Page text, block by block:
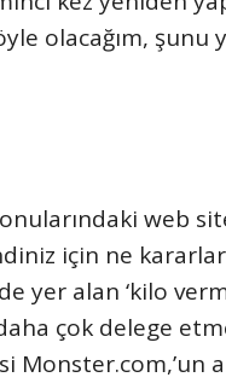
olacağım, şunu
web
için ne kararlar
alan ‘kilo
çok delege
Monster.com,’un